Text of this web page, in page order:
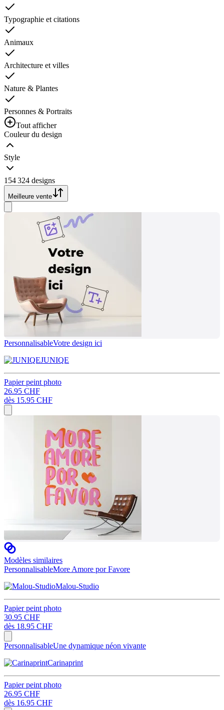
Typographie et citations
Animaux
Architecture et villes
Nature & Plantes
Personnes & Portraits
Tout afficher
Couleur du design
Style
154 324 designs
Meilleure vente
PersonnalisableVotre design ici
JUNIQE
Papier peint photo
26.95 CHF
dès 15.95 CHF
Modèles similaires
PersonnalisableMore Amore por Favore
Malou-Studio
Papier peint photo
30.95 CHF
dès 18.95 CHF
PersonnalisableUne dynamique néon vivante
Carinaprint
Papier peint photo
26.95 CHF
dès 16.95 CHF